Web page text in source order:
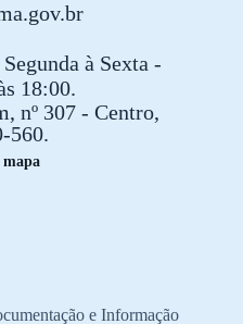
Segunda à Sexta -
18:00.
nº 307 - Centro,
560.
mapa
e Informação